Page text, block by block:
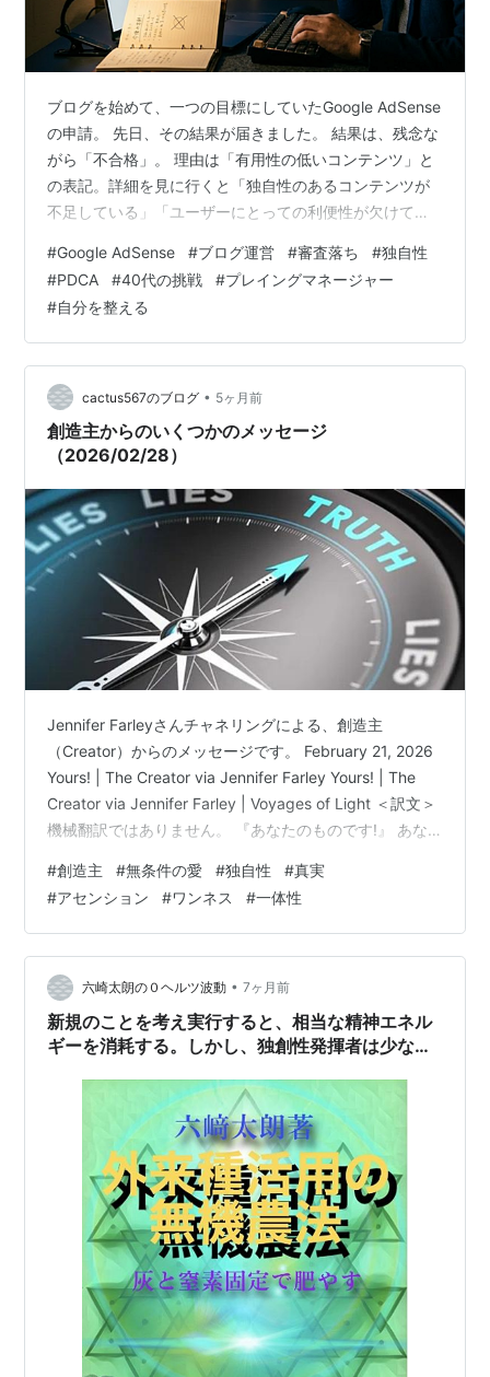
ブログを始めて、一つの目標にしていたGoogle AdSense
の申請。 先日、その結果が届きました。 結果は、残念な
がら「不合格」。 理由は「有用性の低いコンテンツ」と
の表記。詳細を見に行くと「独自性のあるコンテンツが
不足している」「ユーザーにとっての利便性が欠けてい
手厳しいフィードバックです。一瞬、肩を落としました
が、すぐに「改善のチャンスだ」と思い直しました。プ
レイングマネジャーとして、部下へ「失敗はデータの蓄
積だ」と説いている俺が、ここで立ち止まるわけにはい
きません。 何が「独自性」を欠いていたのか？ これまで
の記事を振り返って…
#Google AdSense #ブログ運営 #審査落ち #独自性
#PDCA #40代の挑戦 #プレイングマネージャー
#自分を整える
cactus567のブログ • 5ヶ月前
創造主からのいくつかのメッセージ
（2026/02/28）
Jennifer Farleyさんチャネリングによる、創造主
（Creator）からのメッセージです。 February 21, 2026
Yours! | The Creator via Jennifer Farley Yours! | The
Creator via Jennifer Farley | Voyages of Light ＜訳文＞
機械翻訳ではありません。 『あなたのものです!』 あな
もありません。他人にあなたの経験を決めさせてはいけ
ません。 ~ Creator February 22, 2026 Known and
Loved…
#創造主 #無条件の愛 #独自性 #真実
#アセンション #ワンネス #一体性
六崎太朗の０ヘルツ波動 • 7ヶ月前
新規のことを考え実行すると、相当な精神エネル
ギーを消耗する。しかし、独創性発揮者は少な